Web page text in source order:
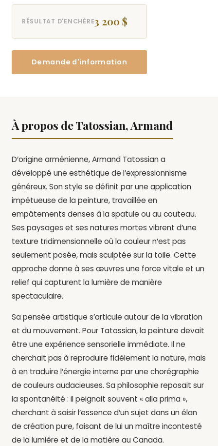
RÉSULTAT D'ENCHÈRE3 200 $
Demande d'information
À propos de Tatossian, Armand
D’origine arménienne, Armand Tatossian a
développé une esthétique de l’expressionnisme
généreux. Son style se définit par une application
impétueuse de la peinture, travaillée en
empâtements denses à la spatule ou au couteau.
Ses paysages et ses natures mortes vibrent d’une
texture tridimensionnelle où la couleur n’est pas
seulement posée, mais sculptée sur la toile. Cette
approche donne à ses œuvres une force vitale et un
relief qui capturent la lumière de manière
spectaculaire.
Sa pensée artistique s’articule autour de la vibration
et du mouvement. Pour Tatossian, la peinture devait
être une expérience sensorielle immédiate. Il ne
cherchait pas à reproduire fidèlement la nature, mais
à en traduire l’énergie interne par une chorégraphie
de couleurs audacieuses. Sa philosophie reposait sur
la spontanéité : il peignait souvent « alla prima »,
cherchant à saisir l’essence d’un sujet dans un élan
de création pure, faisant de lui un maître incontesté
de la lumière et de la matière au Canada.